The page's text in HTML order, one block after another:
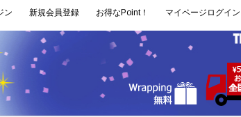
ン 新規会員登録 お得なPoint！ マイページログイン